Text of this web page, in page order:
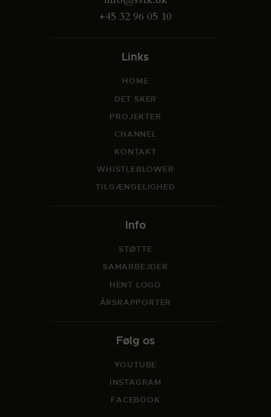
+45 32 96 05 10
Links
HOME
DET SKER
PROJEKTER
CHANNEL
KONTAKT
WHISTLEBLOWER
TILGÆNGELIGHED
Info
STØTTE
SAMARBEJDER
HENT LOGO
ÅRSRAPPORTER
Følg os
YOUTUBE
INSTAGRAM
FACEBOOK